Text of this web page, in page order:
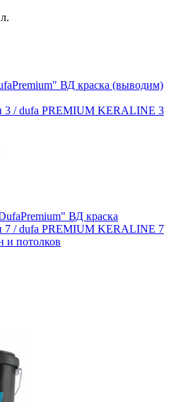
/ dufa PREMIUM KERALINE 3
/ dufa PREMIUM KERALINE 7
и потолков